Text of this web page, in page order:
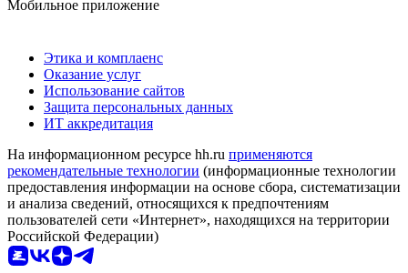
Мобильное приложение
Этика и комплаенс
Оказание услуг
Использование сайтов
Защита персональных данных
ИТ аккредитация
На информационном ресурсе hh.ru применяются
рекомендательные технологии (информационные технологии
предоставления информации на основе сбора, систематизации
и анализа сведений, относящихся к предпочтениям
пользователей сети «Интернет», находящихся на территории
Российской Федерации)